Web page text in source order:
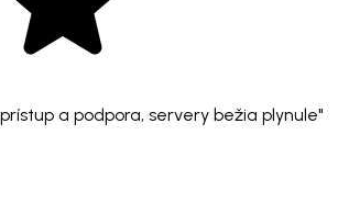
a podpora, servery bežia plynule"